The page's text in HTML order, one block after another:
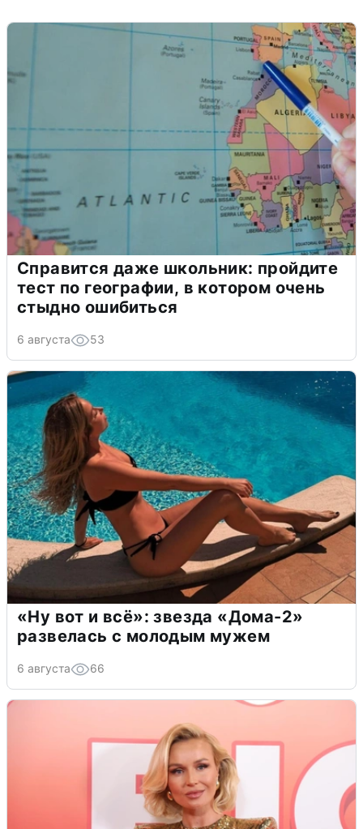
Справится даже школьник: пройдите
тест по географии, в котором очень
стыдно ошибиться
6 августа 53
«Ну вот и всё»: звезда «Дома-2»
развелась с молодым мужем
6 августа 66